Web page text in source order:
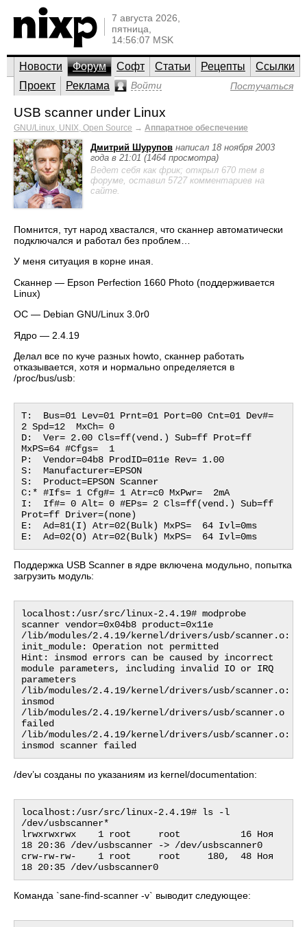
7 августа 2026,
пятница,
14:56:07 MSK
Новости Форум Софт Статьи Рецепты
Ссылки
Проект
Реклама Войти Постучаться
USB scanner under Linux
GNU/Linux, UNIX, Open Source → Аппаратное обеспечение
Дмитрий Шурупов написал 18 ноября 2003
года в 21:01 (1464 просмотра)
Ведет себя как фрик; открыл 670 тем в
форуме, оставил 5727 комментариев на
сайте.
Помнится, тут народ хвастался, что сканнер автоматически
подключался и работал без проблем…
У меня ситуация в корне иная.
Сканнер — Epson Perfection 1660 Photo (поддерживается
Linux)
ОС — Debian GNU/Linux 3.0r0
Ядро — 2.4.19
Делал все по куче разных howto, сканнер работать
отказывается, хотя и нормально определяется в
/proc/bus/usb:
T:  Bus=01 Lev=01 Prnt=01 Port=00 Cnt=01 Dev#=
2 Spd=12  MxCh= 0
D:  Ver= 2.00 Cls=ff(vend.) Sub=ff Prot=ff
MxPS=64 #Cfgs=  1
P:  Vendor=04b8 ProdID=011e Rev= 1.00
S:  Manufacturer=EPSON
S:  Product=EPSON Scanner
C:* #Ifs= 1 Cfg#= 1 Atr=c0 MxPwr=  2mA
I:  If#= 0 Alt= 0 #EPs= 2 Cls=ff(vend.) Sub=ff
Prot=ff Driver=(none)
E:  Ad=81(I) Atr=02(Bulk) MxPS=  64 Ivl=0ms
Поддержка USB Scanner в ядре включена модульно, попытка
загрузить модуль:
localhost:/usr/src/linux-2.4.19# modprobe
scanner vendor=0x04b8 product=0x11e
/lib/modules/2.4.19/kernel/drivers/usb/scanner.o:
init_module: Operation not permitted
Hint: insmod errors can be caused by incorrect
module parameters, including invalid IO or IRQ
parameters
/lib/modules/2.4.19/kernel/drivers/usb/scanner.o:
insmod
/lib/modules/2.4.19/kernel/drivers/usb/scanner.o
failed
/lib/modules/2.4.19/kernel/drivers/usb/scanner.o:
/dev’ы созданы по указаниям из kernel/documentation:
localhost:/usr/src/linux-2.4.19# ls -l
/dev/usbscanner*
lrwxrwxrwx    1 root     root           16 Ноя
18 20:36 /dev/usbscanner -> /dev/usbscanner0
crw-rw-rw-    1 root     root     180,  48 Ноя
Команда `sane-find-scanner -v` выводит следующее: